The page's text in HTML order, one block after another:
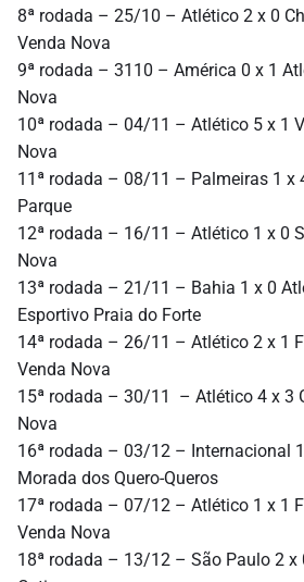
8ª rodada – 25/10 – Atlético 2 x 0
Venda Nova
9ª rodada – 3110 – América 0 x 1
Nova
10ª rodada – 04/11 – Atlético 5 x 1
Nova
11ª rodada – 08/11 – Palmeiras 1 x
Parque
12ª rodada – 16/11 – Atlético 1 x 0
Nova
13ª rodada – 21/11 – Bahia 1 x 0
Esportivo Praia do Forte
14ª rodada – 26/11 – Atlético 2 x 1
Venda Nova
15ª rodada – 30/11 – Atlético 4 x 3
Nova
16ª rodada – 03/12 – Internacional
Morada dos Quero-Queros
17ª rodada – 07/12 – Atlético 1 x 1
Venda Nova
18ª rodada – 13/12 – São Paulo 2 x